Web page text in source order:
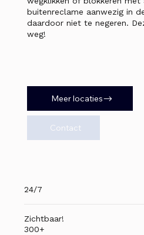
buitenreclame aanwezig in
daardoor niet te negeren.
weg!
Meer locaties
Contact
24/7
Zichtbaar!
300+